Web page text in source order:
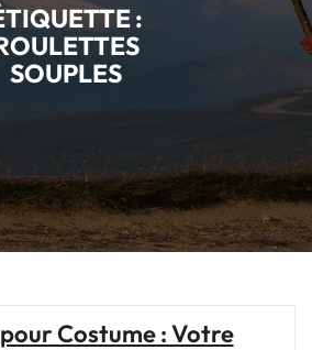
:
SOUPLES
Costume : Votre